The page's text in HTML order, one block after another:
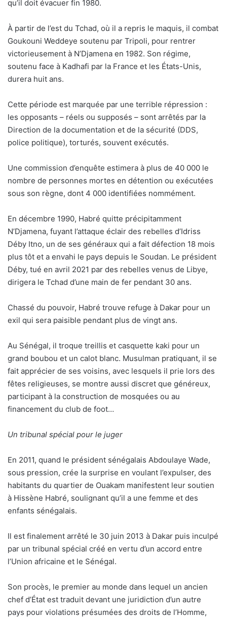
qu’il doit évacuer fin 1980.
À partir de l’est du Tchad, où il a repris le maquis, il combat
Goukouni Weddeye soutenu par Tripoli, pour rentrer
victorieusement à N’Djamena en 1982. Son régime,
soutenu face à Kadhafi par la France et les États-Unis,
durera huit ans.
Cette période est marquée par une terrible répression :
les opposants – réels ou supposés – sont arrêtés par la
Direction de la documentation et de la sécurité (DDS,
police politique), torturés, souvent exécutés.
Une commission d’enquête estimera à plus de 40 000 le
nombre de personnes mortes en détention ou exécutées
sous son règne, dont 4 000 identifiées nommément.
En décembre 1990, Habré quitte précipitamment
N’Djamena, fuyant l’attaque éclair des rebelles d’Idriss
Déby Itno, un de ses généraux qui a fait défection 18 mois
plus tôt et a envahi le pays depuis le Soudan. Le président
Déby, tué en avril 2021 par des rebelles venus de Libye,
dirigera le Tchad d’une main de fer pendant 30 ans.
Chassé du pouvoir, Habré trouve refuge à Dakar pour un
exil qui sera paisible pendant plus de vingt ans.
Au Sénégal, il troque treillis et casquette kaki pour un
grand boubou et un calot blanc. Musulman pratiquant, il se
fait apprécier de ses voisins, avec lesquels il prie lors des
fêtes religieuses, se montre aussi discret que généreux,
participant à la construction de mosquées ou au
financement du club de foot…
Un tribunal spécial pour le juger
En 2011, quand le président sénégalais Abdoulaye Wade,
sous pression, crée la surprise en voulant l’expulser, des
habitants du quartier de Ouakam manifestent leur soutien
à Hissène Habré, soulignant qu’il a une femme et des
enfants sénégalais.
Il est finalement arrêté le 30 juin 2013 à Dakar puis inculpé
par un tribunal spécial créé en vertu d’un accord entre
l’Union africaine et le Sénégal.
Son procès, le premier au monde dans lequel un ancien
chef d’État est traduit devant une juridiction d’un autre
pays pour violations présumées des droits de l’Homme,